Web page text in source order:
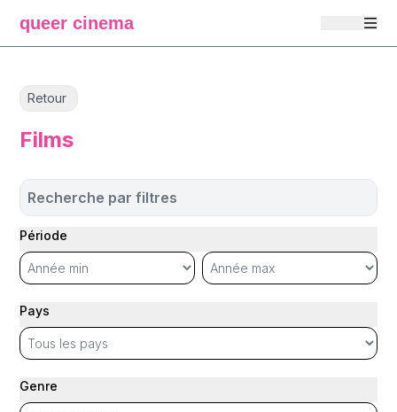
queer cinema
Retour
Films
Recherche par filtres
Période
Pays
Genre